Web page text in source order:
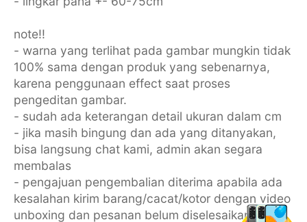
note!!
- warna yang terlihat pada gambar mungkin tidak
100% sama dengan produk yang sebenarnya,
karena penggunaan effect saat proses
pengeditan gambar.
- sudah ada keterangan detail ukuran dalam cm
- jika masih bingung dan ada yang ditanyakan,
bisa langsung chat kami, admin akan segara
membalas
- pengajuan pengembalian diterima apabila ada
kesalahan kirim barang/cacat/kotor dengan video
unboxing dan pesanan belum diselesaikan.